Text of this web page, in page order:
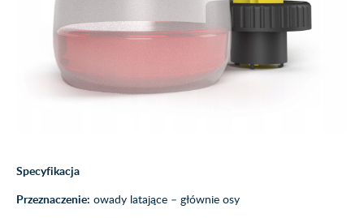
Specyfikacja
Przeznaczenie: owady latające – głównie osy